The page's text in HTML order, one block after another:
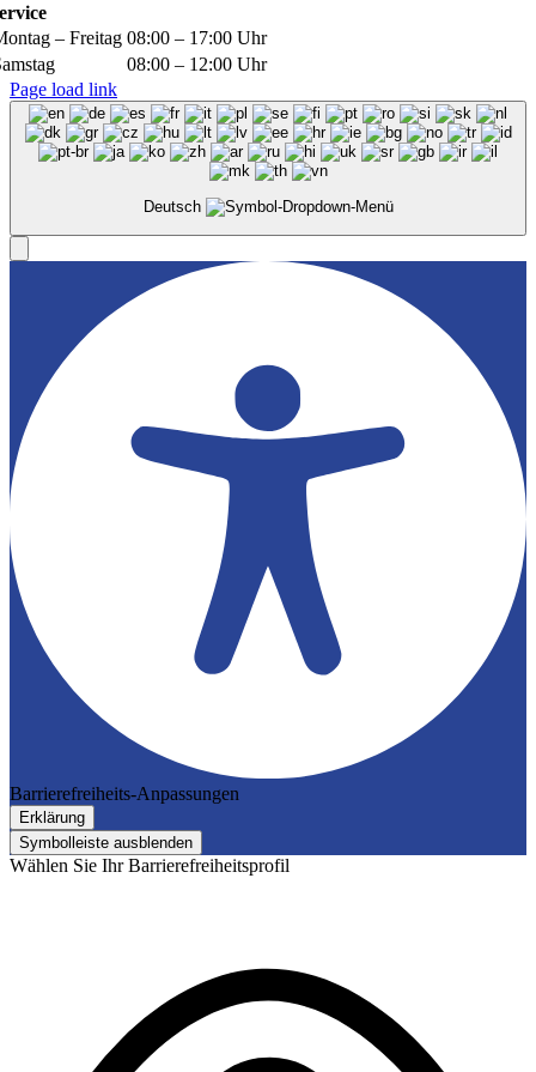
– Freitag 08:00 – 17:00 Uhr
08:00 – 12:00 Uhr
Page load link
Deutsch
Barrierefreiheits-Anpassungen
Erklärung
Symbolleiste ausblenden
Wählen Sie Ihr Barrierefreiheitsprofil